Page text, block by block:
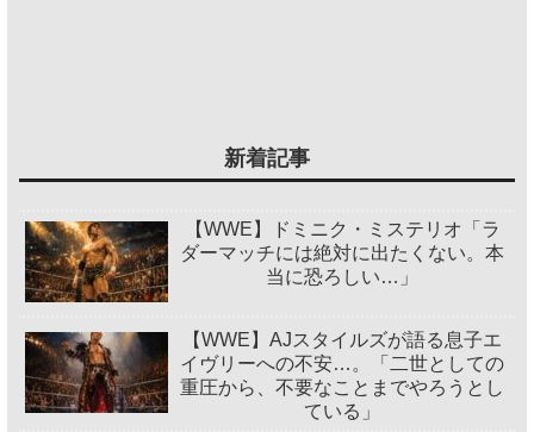
新着記事
【WWE】ドミニク・ミステリオ「ラ
ダーマッチには絶対に出たくない。本
当に恐ろしい…」
【WWE】AJスタイルズが語る息子エ
イヴリーへの不安…。「二世としての
重圧から、不要なことまでやろうとし
ている」